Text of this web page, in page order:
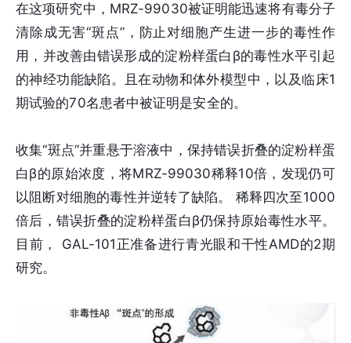
在这项研究中，MRZ-99030被证明能迅速将有毒分子
清除成无害“斑点”，防止对细胞产生进一步的毒性作
用，并改善由错误形成的淀粉样蛋白β的毒性水平引起
的神经功能缺陷。且在动物和体外模型中，以及临床1
期试验的70名患者中被证明是安全的。
收集“斑点”并重悬于溶液中，保持错误折叠的淀粉样蛋
白β的原始浓度，将MRZ-99030稀释10倍，发现仍可
以阻断对细胞的毒性并逆转了缺陷。 稀释四次至1000
倍后，错误折叠的淀粉样蛋白β仍保持原始毒性水平。
目前， GAL-101正准备进行青光眼和干性AMD的2期
研究。